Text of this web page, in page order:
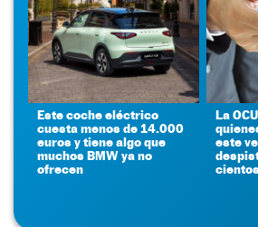
Este coche eléctrico
cuesta menos de 14.000
euros y tiene algo que
muchos BMW ya no
ofrecen
La
este